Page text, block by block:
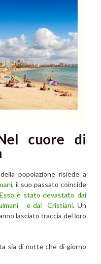
cuore di
popolazione risiede a
, il suo passato coincide
è stato devastato dai
e dai Cristiani. Un
lasciato traccia del loro
sia di notte che di giorno